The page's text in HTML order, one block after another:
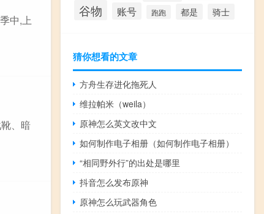
中,上
、暗
谷物 账号 跑跑 都是 骑士
猜你想看的文章
方舟生存进化拖死人
维拉帕米（weila）
原神怎么英文改中文
如何制作电子相册（如何制作电子相册）
“相同野外行”的出处是哪里
抖音怎么发布原神
原神怎么玩武器角色